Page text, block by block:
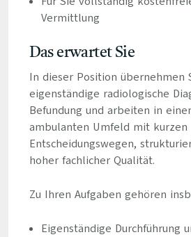
Vermittlung
Das erwartet Sie
In dieser Position übernehmen
eigenständige radiologische
Befundung und arbeiten in
ambulanten Umfeld mit kurzen
Entscheidungswegen,
hoher fachlicher Qualität.
Zu Ihren Aufgaben gehören
Eigenständige Durchführung